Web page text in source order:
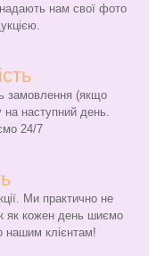
нам свої фото
замовлення (якщо
наступний день.
24/7
Ми практично не
як кожен день шиємо
нашим клієнтам!